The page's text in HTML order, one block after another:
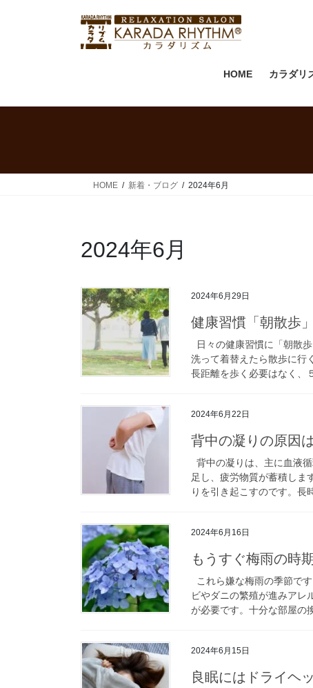
ス
ン
HOME カラダリ
HOME 新着・ブログ 2024年6月
2024年6月
2024年6月29日
健康習慣「朝散歩」
日々の健康習慣に「朝散
洗って着替えたら散歩に行
長距離を歩く必要はなく
2024年6月22日
背中の凝りの原因は
背中の凝りは、主に血液
足し、疲労物質が蓄積しま
りを引き起こすのです。
2024年6月16日
もうすぐ梅雨の時
これら嫌な梅雨の季節で
ビやダニの繁殖が進みアレ
が必要です。十分な部屋の
2024年6月15日
良眠にはドライヘ